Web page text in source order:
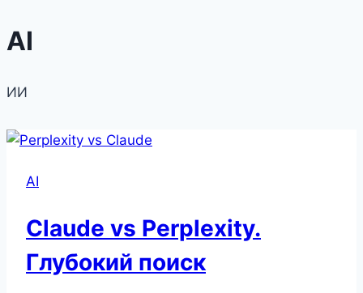
Перейти
к
AI
ИИ
AI
Claude vs Perplexity.
Глубокий поиск